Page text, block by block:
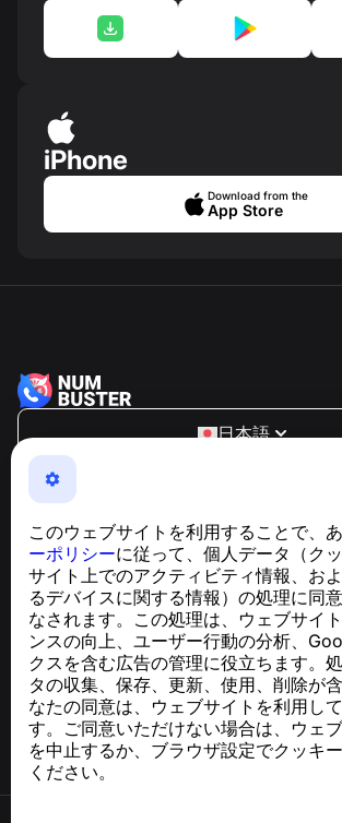
このウェブサイトを利用することで、
ーポリシーに従って、個人データ（ク
サイト上でのアクティビティ情報、お
るデバイスに関する情報）の処理に同
なされます。この処理は、ウェブサイ
ンスの向上、ユーザー行動の分析、
クスを含む広告の管理に役立ちます。
タの収集、保存、更新、使用、削除が
なたの同意は、ウェブサイトを利用し
す。ご同意いただけない場合は、ウェ
を中止するか、ブラウザ設定でクッキ
ください。
iPhone
Download from the
App Store
日本語
NumBuster © 2013—2026 ·
電話詐欺、スパム、不審なメッセージか
GDPR準拠に関するお問い合わせ：
support@numbuster.com
ヘルプセンター
ニュースと記事
プロジェクトについて
連絡先